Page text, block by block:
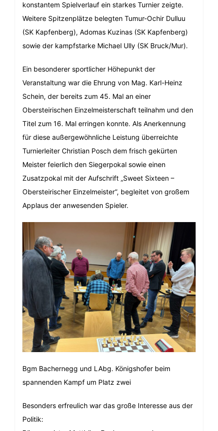
konstantem Spielverlauf ein starkes Turnier zeigte.
Weitere Spitzenplätze belegten Tumur-Ochir Dulluu
(SK Kapfenberg), Adomas Kuzinas (SK Kapfenberg)
sowie der kampfstarke Michael Ully (SK Bruck/Mur).
Ein besonderer sportlicher Höhepunkt der
Veranstaltung war die Ehrung von Mag. Karl-Heinz
Schein, der bereits zum 45. Mal an einer
Obersteirischen Einzelmeisterschaft teilnahm und den
Titel zum 16. Mal erringen konnte. Als Anerkennung
für diese außergewöhnliche Leistung überreichte
Turnierleiter Christian Posch dem frisch gekürten
Meister feierlich den Siegerpokal sowie einen
Zusatzpokal mit der Aufschrift „Sweet Sixteen –
Obersteirischer Einzelmeister“, begleitet von großem
Applaus der anwesenden Spieler.
Bgm Bachernegg und LAbg. Königshofer beim
spannenden Kampf um Platz zwei
Besonders erfreulich war das große Interesse aus der
Politik: